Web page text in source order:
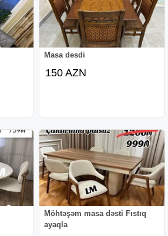
Masa desdi
150 AZN
Möhtəşəm masa dəsti Fıstıq
ayaqla